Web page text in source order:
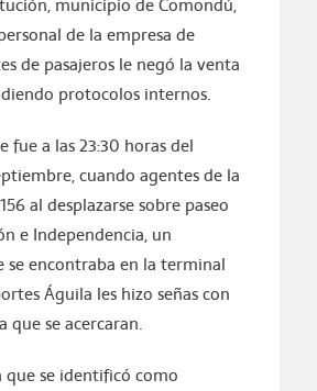
municipio de Comondú,
de la empresa de
de pasajeros le negó la venta
protocolos internos.
fue a las 23:30 horas del
cuando agentes de la
al desplazarse sobre paseo
e Independencia, un
se encontraba en la terminal
Águila les hizo señas con
que se acercaran.
que se identificó como